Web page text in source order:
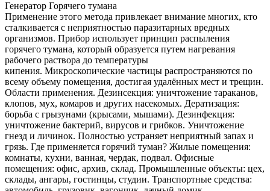
Генератор Горячего тумана
Применение этого метода привлекает внимание многих, кто
сталкивается с неприятностью паразитарных вредных
организмов. Прибор использует принцип распыления
горячего тумана, который образуется путем нагревания
рабочего раствора до температуры
кипения. Микроскопические частицы распространяются по
всему объему помещения, достигая удалённых мест и трещин.
Области применения. Дезинсекция: уничтожение тараканов,
клопов, мух, комаров и других насекомых. Дератизация:
борьба с грызунами (крысами, мышами). Дезинфекция:
уничтожение бактерий, вирусов и грибков. Уничтожение
гнезд и личинок. Полностью устраняет неприятный запах и
грязь. Где применяется горячий туман? Жилые помещения:
комнаты, кухни, ванная, чердак, подвал. Офисные
помещения: офис, архив, склад. Промышленные объекты: цех,
склады, ангары, гостинцы, студии. Транспортные средства: